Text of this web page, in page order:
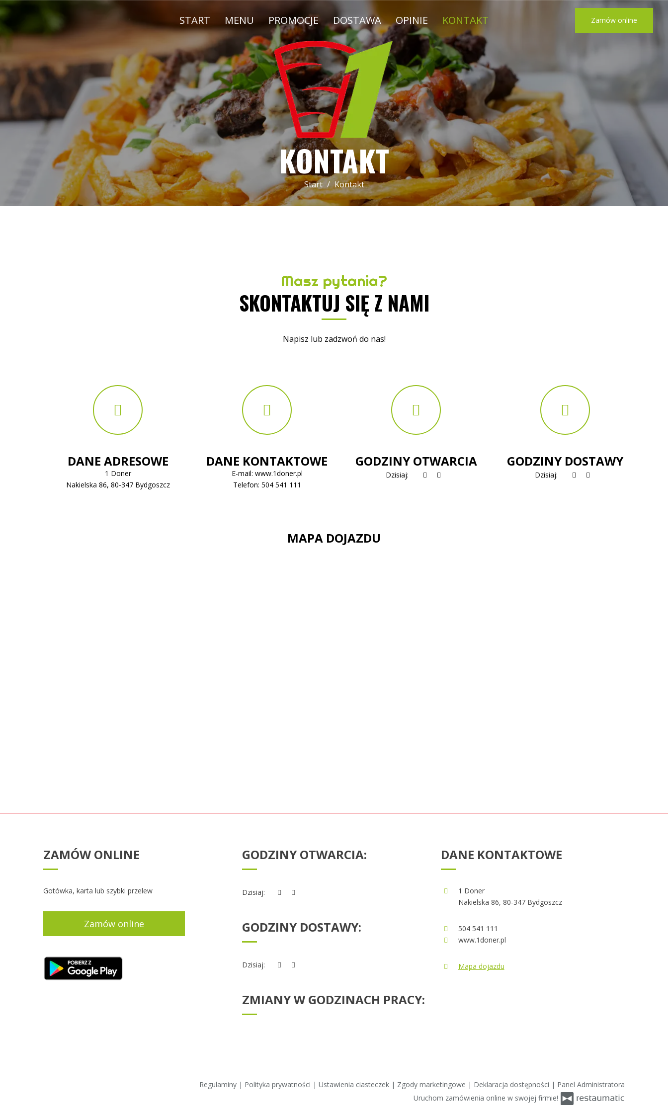
START MENU PROMOCJE DOSTAWA OPINIE KONTAKT Zamów online
KONTAKT
Start Kontakt
Masz pytania?
SKONTAKTUJ SIĘ Z NAMI
Napisz lub zadzwoń do nas!
DANE ADRESOWE
1 Doner
Nakielska 86, 80-347 Bydgoszcz
DANE KONTAKTOWE
E-mail: www.1doner.pl
Telefon: 504 541 111
GODZINY OTWARCIA
Dzisiaj:
GODZINY DOSTAWY
Dzisiaj:
MAPA DOJAZDU
ZAMÓW ONLINE
Gotówka, karta lub szybki przelew
Zamów online
GODZINY OTWARCIA:
Dzisiaj:
GODZINY DOSTAWY:
Dzisiaj:
ZMIANY W GODZINACH PRACY:
DANE KONTAKTOWE
1 Doner
Nakielska 86, 80-347 Bydgoszcz
504 541 111
www.1doner.pl
Mapa dojazdu
Regulaminy | Polityka prywatności | Ustawienia ciasteczek | Zgody marketingowe | Deklaracja dostępności | Panel Administratora
Uruchom zamówienia online w swojej firmie!